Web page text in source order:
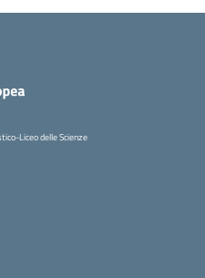
Liceo delle Scienze